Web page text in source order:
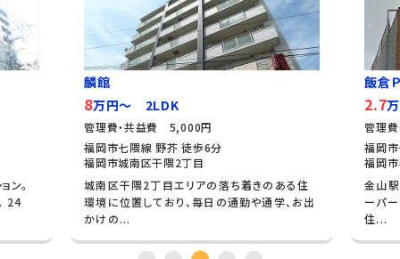
ン。
24
麟館
8万円～ 2LDK
管理費・共益費 5,000円
福岡市七隈線 野芥 徒歩6分
福岡市城南区干隈2丁目
城南区干隈2丁目エリアの落ち着きのある住
環境に位置しており、毎日の通勤や通学、お出
かけの...
飯倉
2.7
管理
福岡
福岡
金山
ーパ
住...